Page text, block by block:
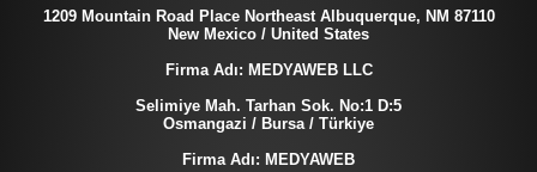
1209 Mountain Road Place Northeast Albuquerque, NM 87110
New Mexico / United States
Firma Adı: MEDYAWEB LLC
Selimiye Mah. Tarhan Sok. No:1 D:5
Osmangazi / Bursa / Türkiye
Firma Adı: MEDYAWEB